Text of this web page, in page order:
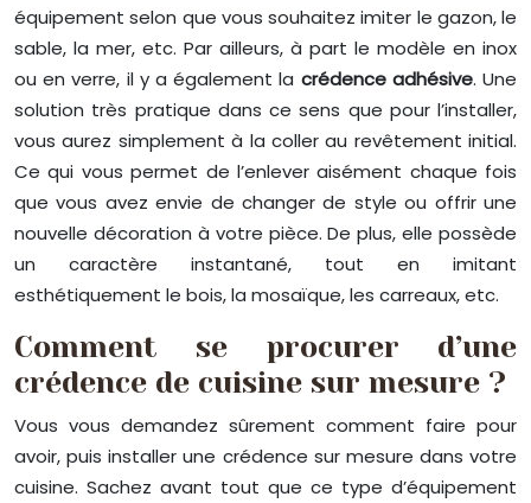
équipement selon que vous souhaitez imiter le gazon, le
sable, la mer, etc. Par ailleurs, à part le modèle en inox
ou en verre, il y a également la crédence adhésive. Une
solution très pratique dans ce sens que pour l’installer,
vous aurez simplement à la coller au revêtement initial.
Ce qui vous permet de l’enlever aisément chaque fois
que vous avez envie de changer de style ou offrir une
nouvelle décoration à votre pièce. De plus, elle possède
un caractère instantané, tout en imitant
esthétiquement le bois, la mosaïque, les carreaux, etc.
Comment se procurer d’une
crédence de cuisine sur mesure ?
Vous vous demandez sûrement comment faire pour
avoir, puis installer une crédence sur mesure dans votre
cuisine. Sachez avant tout que ce type d’équipement